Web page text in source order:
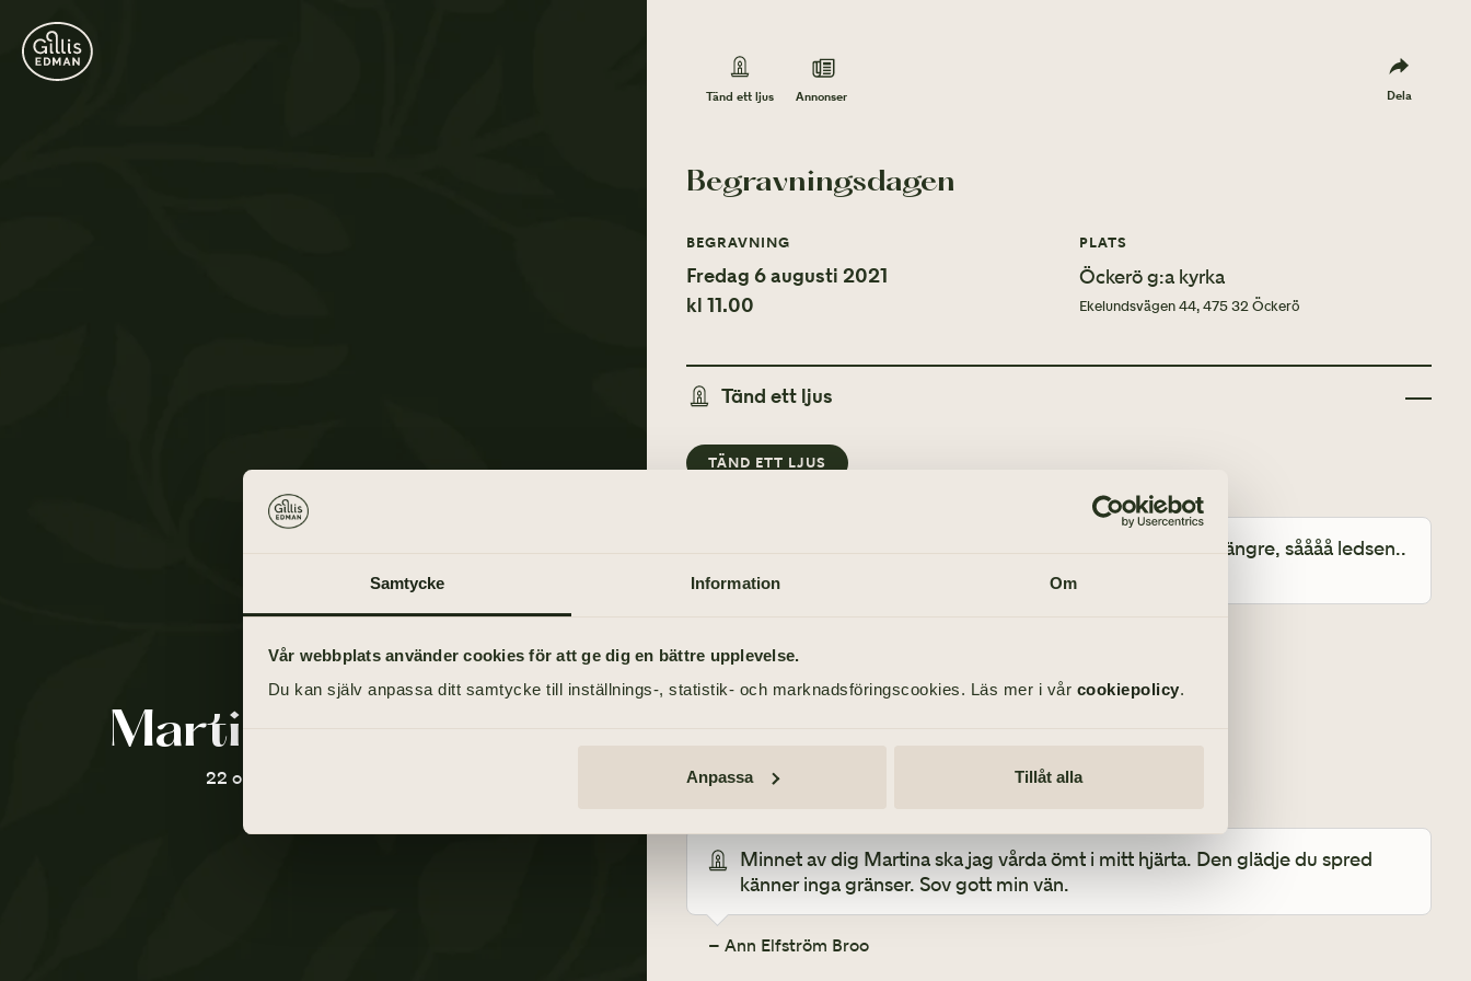
Samtycke Information Om
Vår webbplats använder cookies för att ge dig en bättre upplevelse.
Du kan själv anpassa ditt samtycke till inställnings-, statistik- och marknadsföringscookies. Läs mer i vår cookiepolicy.
Anpassa Tillåt alla
Martina Kjellqvist
22 oktober 1970 - 17 juli 2021
Tänd ett ljus Annonser Dela
Begravningsdagen
BEGRAVNING
Fredag 6 augusti 2021
kl 11.00
PLATS
Öckerö g:a kyrka
Ekelundsvägen 44, 475 32 Öckerö
Tänd ett ljus
TÄND ETT LJUS
Martina, först nu fick jag veta att Du inte finns bland oss längre, såååå ledsen..
Vila i frid käraste Du♥️
– Joakim karlsson
Minnet av dig Martina ska jag vårda ömt i mitt hjärta. Den glädje du spred
känner inga gränser. Sov gott min vän.
– Ann Elfström Broo